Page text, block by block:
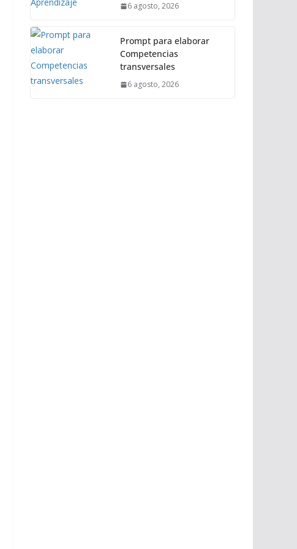
6 agosto, 2026
Prompt para elaborar
Competencias
transversales
6 agosto, 2026